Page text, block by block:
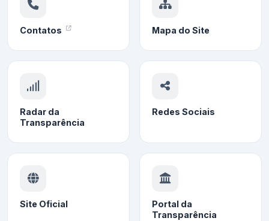
Contatos Mapa do Site
Radar da
Transparência
Redes Sociais
Site Oficial
Portal da
Transparência